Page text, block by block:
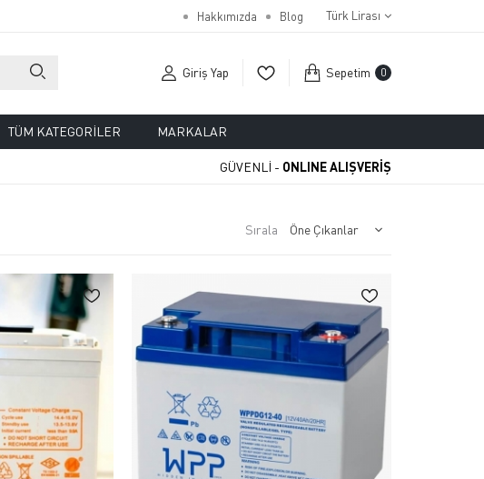
Hakkımızda Blog Türk Lirası
Giriş Yap Sepetim 0
TÜM KATEGORILER MARKALAR
GÜVENLİ - ONLINE ALIŞVERİŞ
Sırala